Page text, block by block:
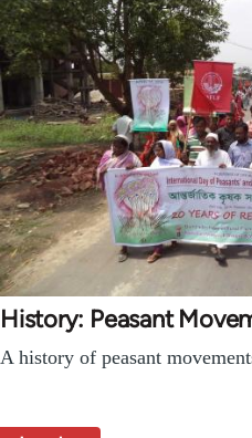
History: Peasant
A history of peasant